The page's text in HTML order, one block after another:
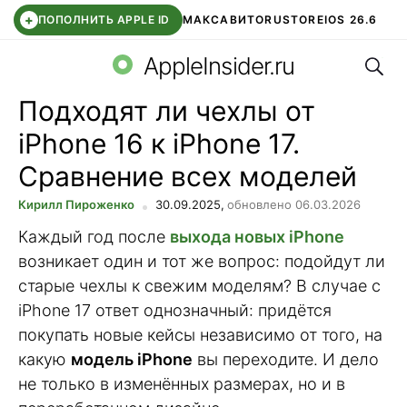
+ ПОПОЛНИТЬ APPLE ID МАКСАВИТОRUSTOREIOS 26.6
СБЕР КИДС ВТБ ОНЛАЙН ЧАТ В ROBLOX
AppleInsider.ru
Подходят ли чехлы от
iPhone 16 к iPhone 17.
Сравнение всех моделей
Кирилл Пироженко 30.09.2025, обновлено 06.03.2026
Каждый год после выхода новых iPhone
возникает один и тот же вопрос: подойдут ли
старые чехлы к свежим моделям? В случае с
iPhone 17 ответ однозначный: придётся
покупать новые кейсы независимо от того, на
какую модель iPhone вы переходите. И дело
не только в изменённых размерах, но и в